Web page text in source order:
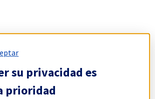
su privacidad es
prioridad